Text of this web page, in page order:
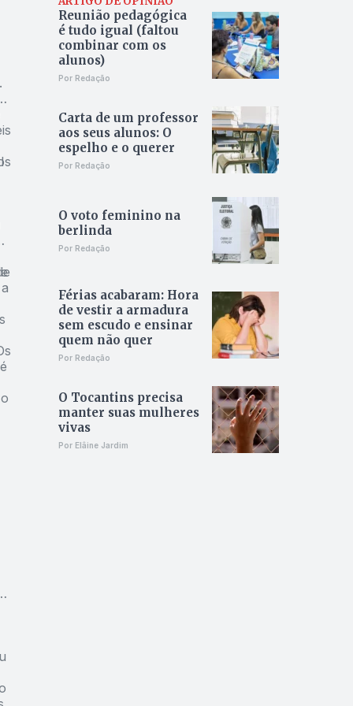
Reunião pedagógica
é tudo igual (faltou
combinar com os
alunos)
Por Redação
Carta de um professor
aos seus alunos: O
espelho e o querer
Por Redação
O voto feminino na
berlinda
Por Redação
Férias acabaram: Hora
de vestir a armadura
sem escudo e ensinar
quem não quer
Por Redação
O Tocantins precisa
manter suas mulheres
vivas
Por Elâine Jardim